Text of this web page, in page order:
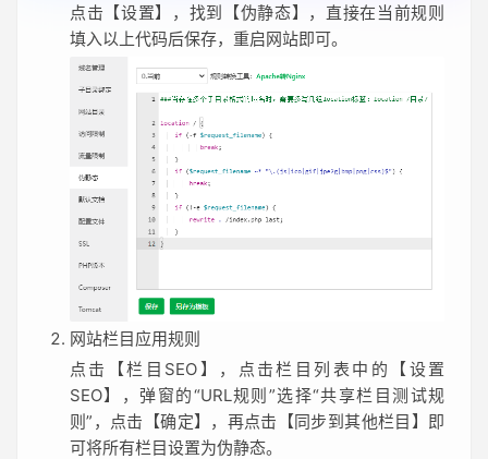
点击【设置】，找到【伪静态】，直接在当前规则
填入以上代码后保存，重启网站即可。
网站栏目应用规则
点击【栏目SEO】，点击栏目列表中的【设置
SEO】，弹窗的“URL规则”选择“共享栏目测试规
则”，点击【确定】，再点击【同步到其他栏目】即
可将所有栏目设置为伪静态。